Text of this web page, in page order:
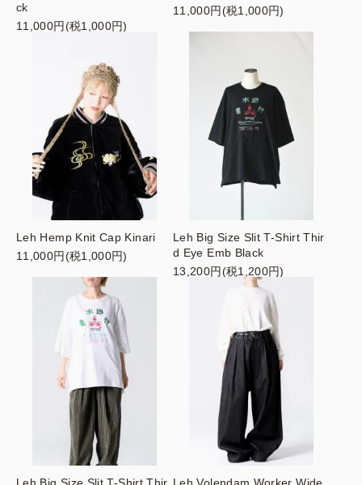
ck
11,000円(税1,000円)
11,000円(税1,000円)
Leh Hemp Knit Cap Kinari
11,000円(税1,000円)
Leh Big Size Slit T-Shirt Thir
d Eye Emb Black
13,200円(税1,200円)
Leh Big Size Slit T-Shirt Thir Leh Volendam Worker Wide